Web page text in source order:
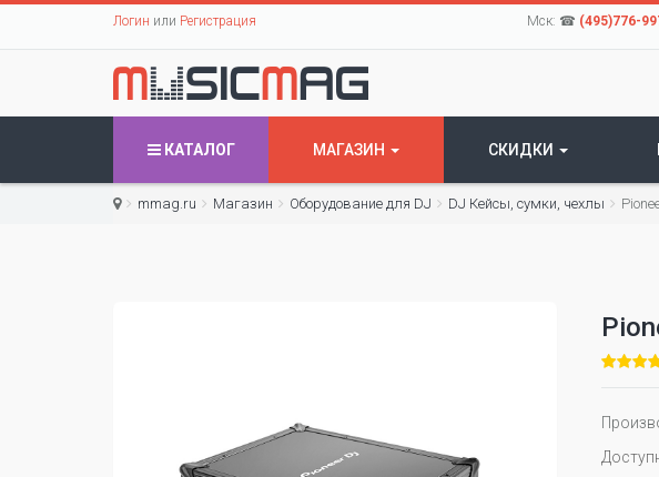
Логин или Регистрация Мск: ☎ (495)776-
КАТАЛОГ МАГАЗИН СКИДКИ
mmag.ru Магазин Оборудование для DJ DJ Кейсы, сумки, чехлы